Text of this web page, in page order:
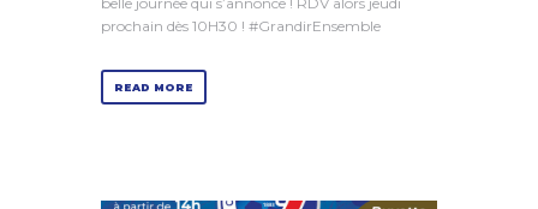
prochain dès 10H30 ! #GrandirEnsemble
READ MORE